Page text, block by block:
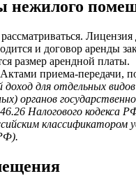
нежилого
Лицензия
и договор аренды
размер арендной платы.
приема-
доход для отдельных
органов
Налогового